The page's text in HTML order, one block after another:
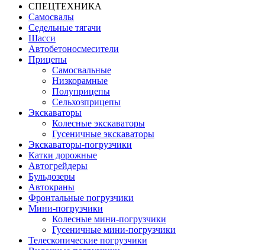
СПЕЦТЕХНИКА
Самосвалы
Седельные тягачи
Шасси
Автобетоно­смесители
Прицепы
Самосвальные
Низкорамные
Полуприцепы
Сельхозприцепы
Экскаваторы
Колесные экскаваторы
Гусеничные экскаваторы
Экскаваторы-погрузчики
Катки дорожные
Автогрейдеры
Бульдозеры
Автокраны
Фронтальные погрузчики
Мини-погрузчики
Колесные мини-погрузчики
Гусеничные мини-погрузчики
Телескопические погрузчики